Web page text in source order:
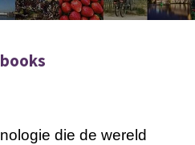
die de wereld